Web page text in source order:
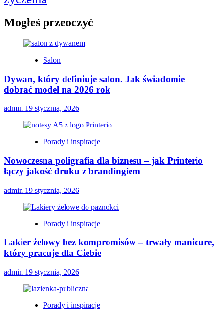
Mogłeś przeoczyć
Salon
Dywan, który definiuje salon. Jak świadomie
dobrać model na 2026 rok
admin 19 stycznia, 2026
Porady i inspiracje
Nowoczesna poligrafia dla biznesu – jak Printerio
łączy jakość druku z brandingiem
admin 19 stycznia, 2026
Porady i inspiracje
Lakier żelowy bez kompromisów – trwały manicure,
który pracuje dla Ciebie
admin 19 stycznia, 2026
Porady i inspiracje